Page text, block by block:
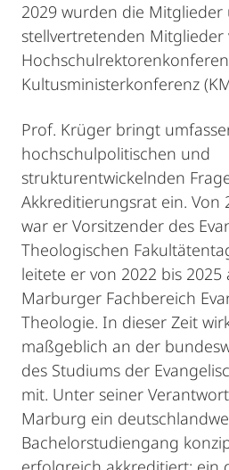
2029 wurden die Mitglieder
stellvertretenden Mitglieder
Kultusministerkonferenz
Prof. Krüger bringt
hochschulpolitischen und
strukturentwickelnden
Akkreditierungsrat ein. Von
war er Vorsitzender des
Theologischen
leitete er von 2022 bis 2025
Marburger Fachbereich
Theologie. In dieser Zeit
maßgeblich an der
des Studiums der
mit. Unter seiner
Marburg ein
Bachelorstudiengang